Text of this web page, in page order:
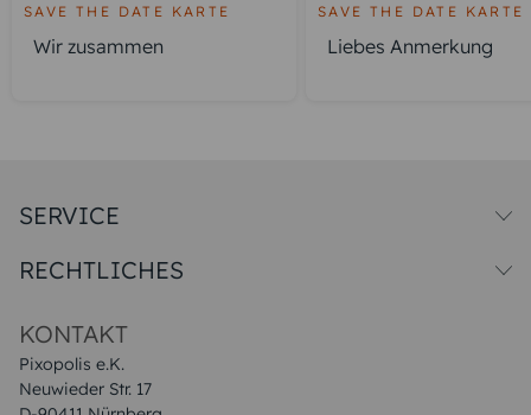
SAVE THE DATE KARTE
Wir zusammen
SAVE THE DATE KARTE
Liebes Anmerkung
KONTAKT
Pixopolis e.K.
Neuwieder Str. 17
SERVICE
Druck & Qualitat
RECHTLICHES
Impressum & AGB